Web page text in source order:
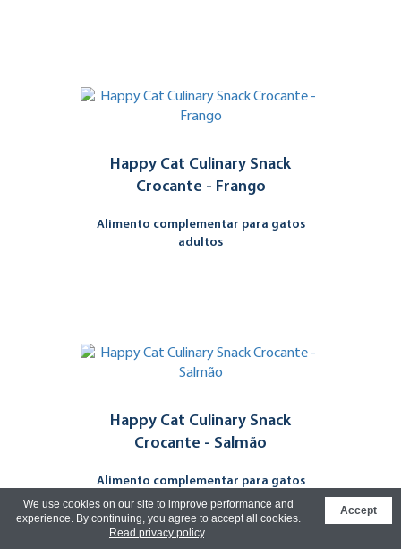
We use cookies on our site to improve performance and
experience. By continuing, you agree to accept all cookies.
Read privacy policy.
Accept
Happy Cat Culinary Snack
Crocante - Frango
Alimento complementar para gatos
adultos
Happy Cat Culinary Snack
Crocante - Salmão
Alimento complementar para gatos
adultos